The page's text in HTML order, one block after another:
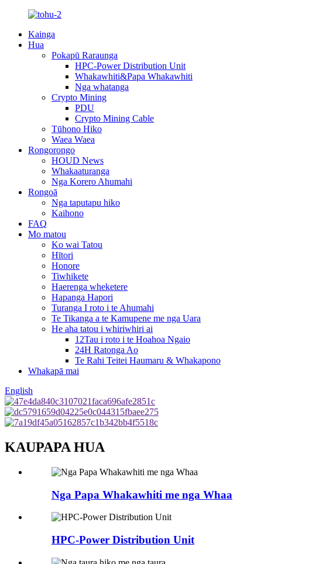
Kainga
Hua
Pokapū Raraunga
HPC-Power Distribution Unit
Whakawhiti&Papa Whakawhiti
Nga whatanga
Crypto Mining
PDU
Crypto Mining Cable
Tūhono Hiko
Waea Waea
Rongorongo
HOUD News
Whakaaturanga
Nga Korero Ahumahi
Rongoā
Nga taputapu hiko
Kaihono
FAQ
Mo matou
Ko wai Tatou
Hītori
Honore
Tiwhikete
Haerenga wheketere
Hapanga Hapori
Turanga I roto i te Ahumahi
Te Tikanga a te Kamupene me nga Uara
He aha tatou i whiriwhiri ai
12Tau i roto i te Hoahoa Ngaio
24H Ratonga Ao
Te Rahi Teitei Haumaru & Whakapono
Whakapā mai
English
KAUPAPA HUA
Nga Papa Whakawhiti me nga Whaa
HPC-Power Distribution Unit